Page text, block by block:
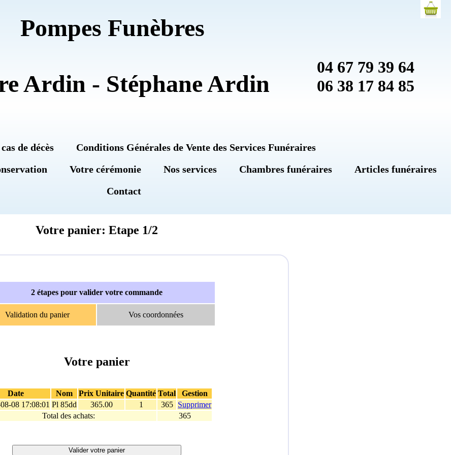
Pompes Funèbres
Ardin - Stéphane Ardin
04 67 79 39 64
06 38 17 84 85
de décès
Conditions Générales de Vente des Services Funéraires
Votre cérémonie Nos services Chambres funéraires
Articles funéraires
Contact
Votre panier: Etape 1/2
2 étapes pour valider votre commande
Validation du panier Vos coordonnées
Votre panier
Date Nom Prix Unitaire Quantité Total
Gestion
08 17:08:01 Pl 85dd 365.00 1 365
Supprimer
Total des achats:
365